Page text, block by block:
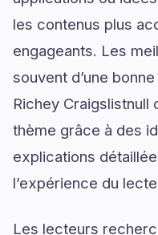
les contenus plus
engageants. Les
souvent d’une
Richey
thème grâce à des
explications
l’expérience du
Les lecteurs